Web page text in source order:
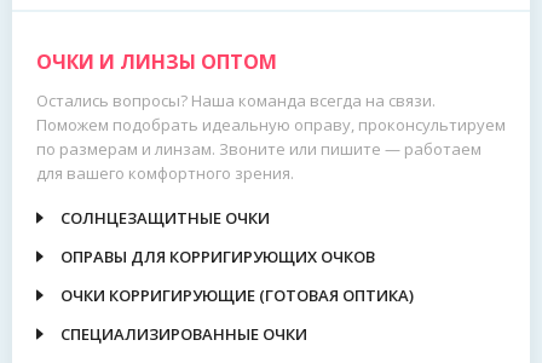
ОЧКИ И ЛИНЗЫ ОПТОМ
Остались вопросы? Наша команда всегда на связи.
Поможем подобрать идеальную оправу, проконсультируем
по размерам и линзам. Звоните или пишите — работаем
для вашего комфортного зрения.
СОЛНЦЕЗАЩИТНЫЕ ОЧКИ
ОПРАВЫ ДЛЯ КОРРИГИРУЮЩИХ ОЧКОВ
ОЧКИ КОРРИГИРУЮЩИЕ (ГОТОВАЯ ОПТИКА)
СПЕЦИАЛИЗИРОВАННЫЕ ОЧКИ